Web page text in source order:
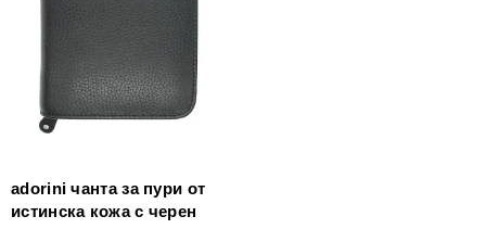
adorini чанта за пури от
истинска кожа с черен